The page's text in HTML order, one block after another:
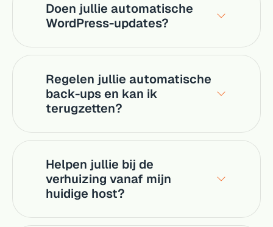
Doen jullie automatische
WordPress-updates?
Regelen jullie automatische
back-ups en kan ik
terugzetten?
Helpen jullie bij de
verhuizing vanaf mijn
huidige host?